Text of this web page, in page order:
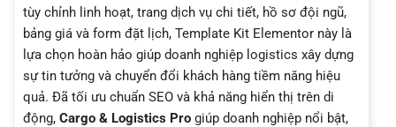
tùy chỉnh linh hoạt, trang dịch vụ chi tiết, hồ sơ đội ngũ,
bảng giá và form đặt lịch, Template Kit Elementor này là
lựa chọn hoàn hảo giúp doanh nghiệp logistics xây dựng
sự tin tưởng và chuyển đổi khách hàng tiềm năng hiệu
quả. Đã tối ưu chuẩn SEO và khả năng hiển thị trên di
động, Cargo & Logistics Pro giúp doanh nghiệp nổi bật,